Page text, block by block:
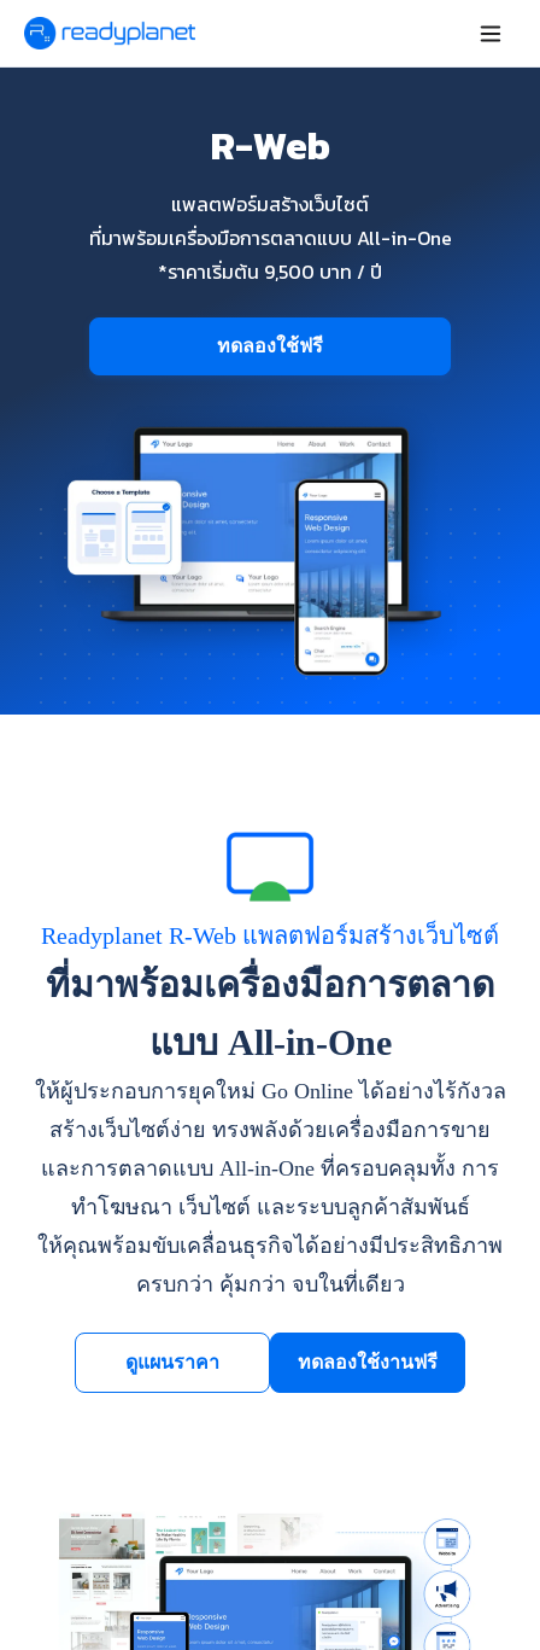
R-Web
แพลตฟอร์มสร้างเว็บไซต์
ที่มาพร้อมเครื่องมือการตลาดแบบ All-in-One
*ราคาเริ่มต้น 9,500 บาท / ปี
ทดลองใช้ฟรี
Readyplanet R-Web แพลตฟอร์มสร้างเว็บไซต์
ที่มาพร้อมเครื่องมือการตลาด
แบบ All-in-One
ให้ผู้ประกอบการยุคใหม่ Go Online ได้อย่างไร้กังวล
สร้างเว็บไซต์ง่าย ทรงพลังด้วยเครื่องมือการขาย
และการตลาดแบบ All-in-One ที่ครอบคลุมทั้ง การ
ทำโฆษณา เว็บไซต์ และระบบลูกค้าสัมพันธ์
ให้คุณพร้อมขับเคลื่อนธุรกิจได้อย่างมีประสิทธิภาพ
ครบกว่า คุ้มกว่า จบในที่เดียว
ดูแผนราคา ทดลองใช้งานฟรี